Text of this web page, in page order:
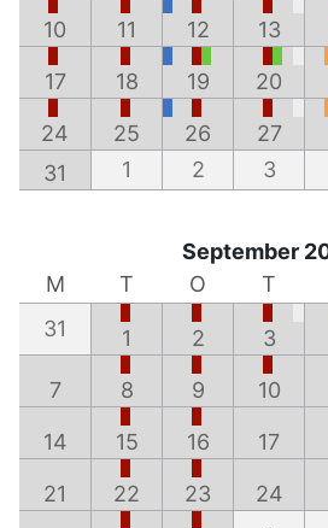
10 11 12 13
17 18 19 20
24 25 26 27
31
1 2 3
September
M
T O T
31
1 2 3
7 8 9 10
14 15 16 17
21 22 23 24